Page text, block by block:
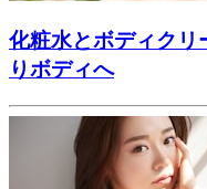
化粧水とボディクリ
りボディへ